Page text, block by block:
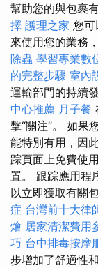
幫助您的與包裹
擇 護理之家 您
來使用您的業務
除蟲 學習專業數
的完整步驟 室內
運輸部門的持續
中心推薦 月子餐
擊“關注”。 如果
能特別有用，因
踪頁面上免費使
置。 跟踪應用程
以立即獲取有關
症 台灣前十大律
燴 居家清潔費用
巧 台中排毒按摩
步增加了舒適性